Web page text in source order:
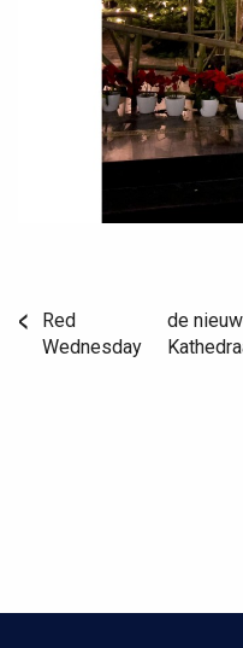
Red
Wednesday
de